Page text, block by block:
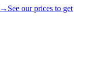
→ See our prices to get